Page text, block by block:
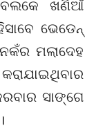
ଖଣିଆଁ
ଭେଡେନ୍
ମଲାଦେହ
ସାଙ୍ଗେ